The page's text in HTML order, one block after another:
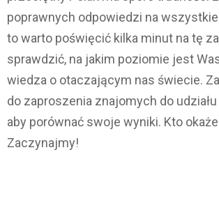
poprawnych odpowiedzi na
to warto poświęcić kilka minut na tę
sprawdzić, na jakim poziomie jest
wiedza o otaczającym nas świecie.
do zaproszenia znajomych do
aby porównać swoje wyniki. Kto
Zaczynajmy!